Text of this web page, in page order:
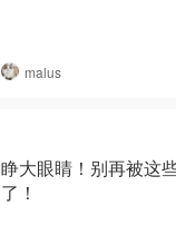
malus
睁大眼睛！别再被这
了！